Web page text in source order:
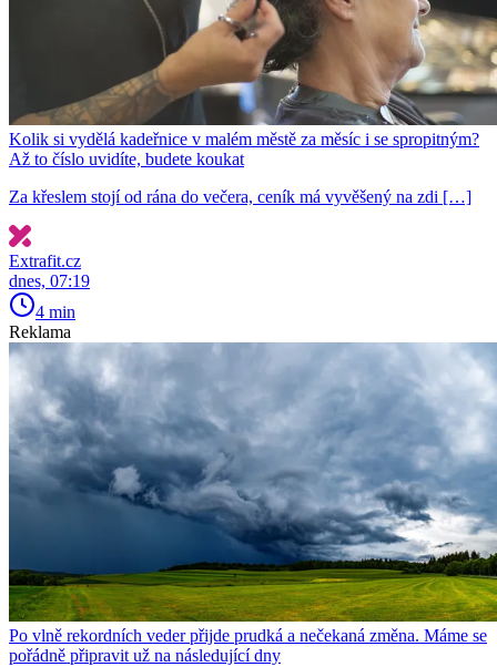
Kolik si vydělá kadeřnice v malém městě za měsíc i se spropitným?
Až to číslo uvidíte, budete koukat
Za křeslem stojí od rána do večera, ceník má vyvěšený na zdi […]
Extrafit.cz
dnes, 07:19
4 min
Reklama
Po vlně rekordních veder přijde prudká a nečekaná změna. Máme se
pořádně připravit už na následující dny